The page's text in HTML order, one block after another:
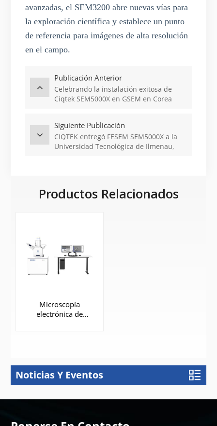
avanzadas, el SEM3200 abre nuevas vías para
la exploración científica y establece un punto
de referencia para imágenes de alta resolución
en el campo.
Publicación Anterior
Celebrando la instalación exitosa de
Ciqtek SEM5000X en GSEM en Corea
Siguiente Publicación
CIQTEK entregó FESEM SEM5000X a la
Universidad Tecnológica de Ilmenau,
Productos Relacionados
Microscopía
electrónica de
APRENDE
Noticias Y Eventos